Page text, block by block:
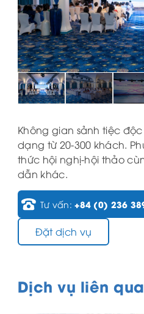
Không gian sảnh tiệc
dạng từ 20-300 khách.
thức hội nghị-hội thảo
dẫn khác.
Tư vấn:+84 (0) 236
Đặt dịch vụ
Dịch vụ liên